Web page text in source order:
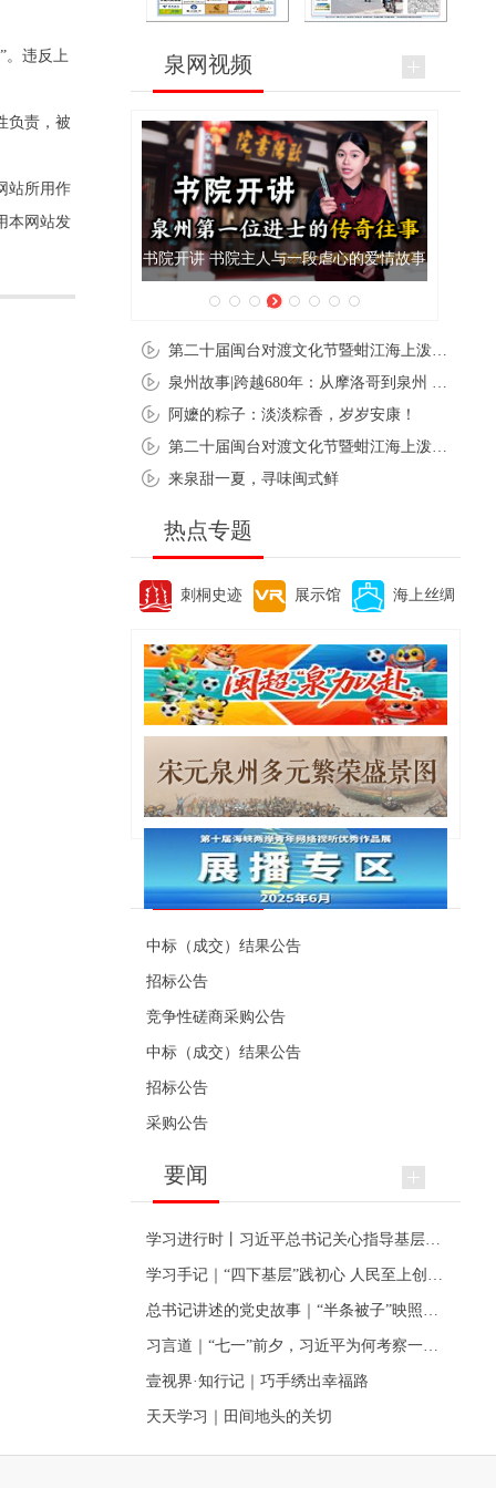
。违反上
负责，被
站所用作
本网站发
泉网视频
泉州肉粽亮相央视《新闻联播》
阿嬷的粽子：淡淡粽香，岁岁安康！
来泉甜一夏，寻味闽式鲜
热点专题
刺桐史迹 展示馆 海上丝绸
便民资讯
中标（成交）结果公告
招标公告
竞争性磋商采购公告
中标（成交）结果公告
招标公告
采购公告
要闻
壹视界·知行记｜巧手绣出幸福路
天天学习｜田间地头的关切